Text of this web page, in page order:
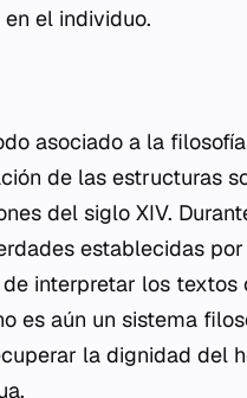
el individuo.
asociado a la
de las estructuras
del siglo XIV.
establecidas
interpretar los textos
es aún un sistema
la dignidad del